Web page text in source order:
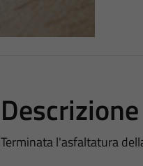
Descrizione
Terminata l'asfaltatura